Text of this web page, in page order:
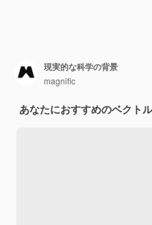
現実的な科学の背景
magnific
あなたにおすすめのベクトル